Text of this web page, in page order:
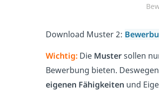
Download Muster 2:
Wichtig: Die Mustersollen
Bewerbung bieten.
eigenen Fähigkeiten und